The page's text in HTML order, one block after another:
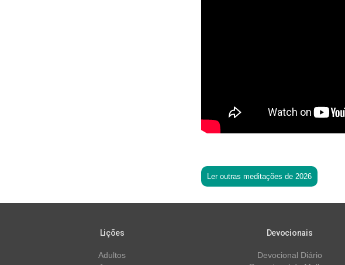
Ler outras meditações de 2026
Lições
Adultos
Devocionais
Devocional Diário